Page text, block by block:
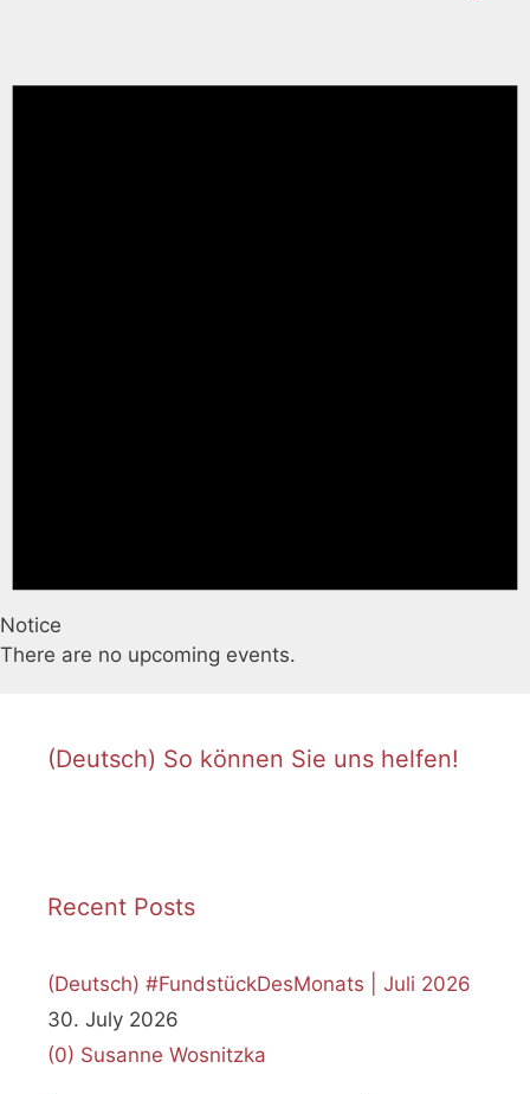
Notice
There are no upcoming events.
(Deutsch) So können Sie uns helfen!
Recent Posts
(Deutsch) #FundstückDesMonats | Juli 2026
30. July 2026
(0) Susanne Wosnitzka